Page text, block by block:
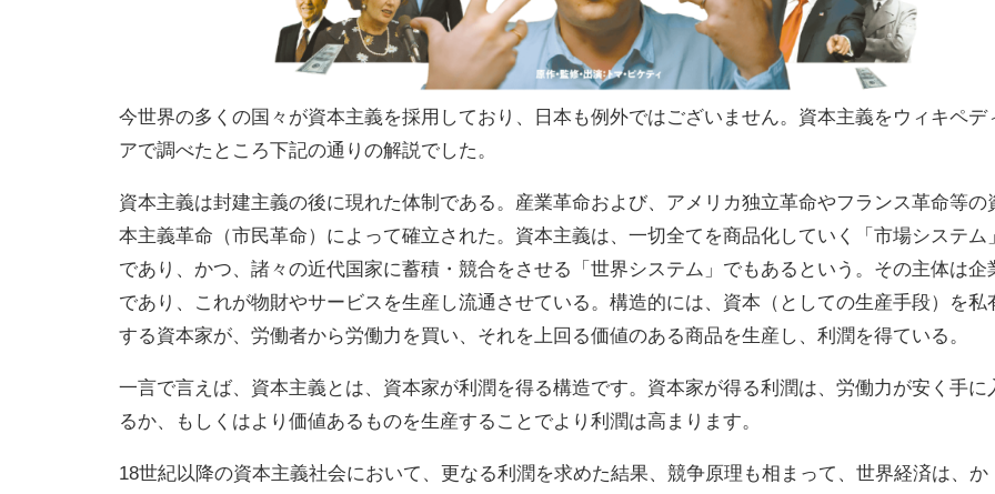
今世界の多くの国々が資本主義を採用しており、日本も例外ではございません。資本主義をウィキペデ
アで調べたところ下記の通りの解説でした。
資本主義は封建主義の後に現れた体制である。産業革命および、アメリカ独立革命やフランス革命等の
本主義革命（市民革命）によって確立された。資本主義は、一切全てを商品化していく「市場システム
であり、かつ、諸々の近代国家に蓄積・競合をさせる「世界システム」でもあるという。その主体は企
であり、これが物財やサービスを生産し流通させている。構造的には、資本（としての生産手段）を私
する資本家が、労働者から労働力を買い、それを上回る価値のある商品を生産し、利潤を得ている。
一言で言えば、資本主義とは、資本家が利潤を得る構造です。資本家が得る利潤は、労働力が安く手に
るか、もしくはより価値あるものを生産することでより利潤は高まります。
18世紀以降の資本主義社会において、更なる利潤を求めた結果、競争原理も相まって、世界経済は、か